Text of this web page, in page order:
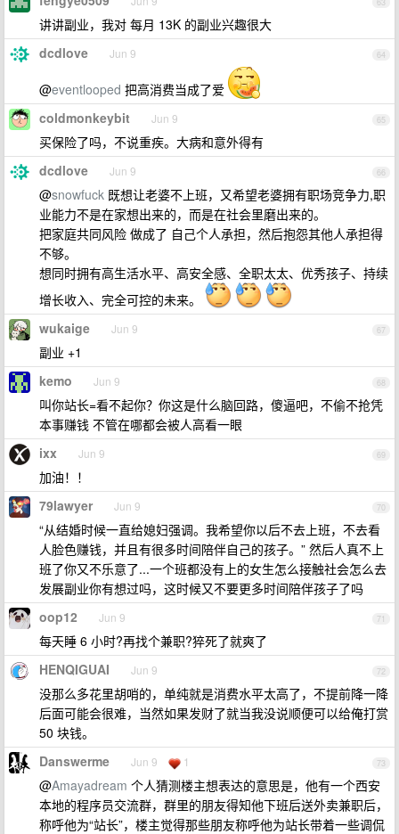
讲讲副业，我对 每月 13K 的副业兴趣很大
64
dcdlove Jun 9
@eventlooped 把高消费当成了爱
65
coldmonkeybit Jun 9
买保险了吗，不说重疾。大病和意外得有
66
dcdlove Jun 9
@snowfuck 既想让老婆不上班，又希望老婆拥有职场竞争力,职
业能力不是在家想出来的，而是在社会里磨出来的。
把家庭共同风险 做成了 自己个人承担，然后抱怨其他人承担得
不够。
想同时拥有高生活水平、高安全感、全职太太、优秀孩子、持续
增长收入、完全可控的未来。
67
wukaige Jun 9
副业 +1
68
kemo Jun 9
叫你站长=看不起你？你这是什么脑回路，傻逼吧，不偷不抢凭
本事赚钱 不管在哪都会被人高看一眼
69
ixx Jun 9
加油！！
70
79lawyer Jun 9
“从结婚时候一直给媳妇强调。我希望你以后不去上班，不去看
人脸色赚钱，并且有很多时间陪伴自己的孩子。” 然后人真不上
班了你又不乐意了...一个班都没有上的女生怎么接触社会怎么去
发展副业你有想过吗，这时候又不要更多时间陪伴孩子了吗
71
oop12 Jun 9
每天睡 6 小时?再找个兼职?猝死了就爽了
72
HENQIGUAI Jun 9
没那么多花里胡哨的，单纯就是消费水平太高了，不提前降一降
后面可能会很难，当然如果发财了就当我没说顺便可以给俺打赏
50 块钱。
73
Danswerme Jun 9 1
@Amayadream 个人猜测楼主想表达的意思是，他有一个西安
本地的程序员交流群，群里的朋友得知他下班后送外卖兼职后，
称呼他为“站长”，楼主觉得那些朋友称呼他为站长带着一些调侃